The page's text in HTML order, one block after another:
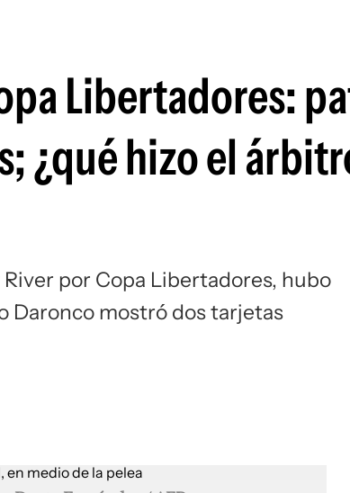
Libertadores:
¿qué hizo el
por Copa Libertadores, hubo
Daronco mostró dos tarjetas